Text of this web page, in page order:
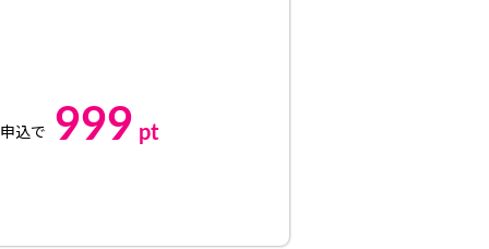
込で 999 pt